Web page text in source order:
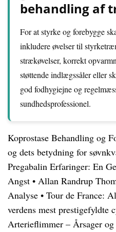
behandling af
For at styrke og forebygge
inkludere øvelser til
strækøvelser, korrekt
støttende indlægssåler eller
god fodhygiejne og
sundhedsprofessionel.
Koprostase Behandling og
og dets betydning for
Pregabalin Erfaringer: En
Angst • Allan Randrup
Analyse • Tour de France:
verdens mest prestigefyldte
Arterieflimmer – Årsager og